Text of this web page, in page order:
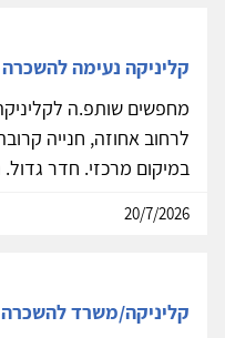
קליניקה נעימה
לרחוב אחוזה, חנייה
במיקום מרכזי. חדר
20/7/2026
קליניקה/משרד